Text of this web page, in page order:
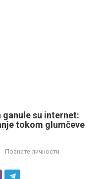
ganule su internet:
tokom glumčeve
Познате личности